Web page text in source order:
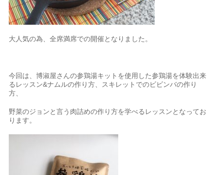
大人気の為、全席満席での開催となりました。
今回は、博淑屋さんの参鶏湯キットを使用した参鶏湯を体験出来
るレッスン&ナムルの作り方、スキレットでのビビンバの作り
方、
野菜のジョンと言う肉詰めの作り方を学べるレッスンとなってお
ります。